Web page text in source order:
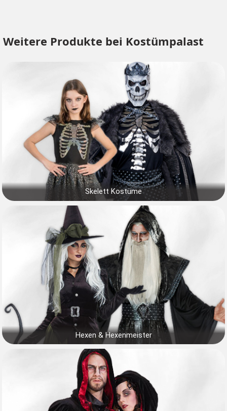
Weitere Produkte bei Kostümpalast
Skelett Kostüme
Hexen & Hexenmeister